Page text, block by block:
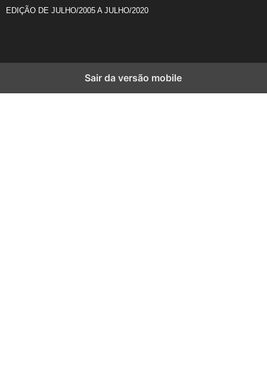
EDIÇÃO DE JULHO/2005 A JULHO/2020
Sair da versão mobile